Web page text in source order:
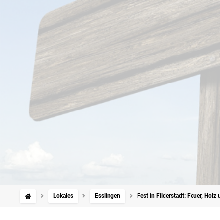
Lokales Esslingen Fest in Filderstadt: Feuer,